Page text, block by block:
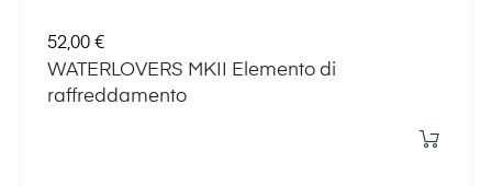
Prezzo
52,00 €
WATERLOVERS MKII Elemento di
raffreddamento